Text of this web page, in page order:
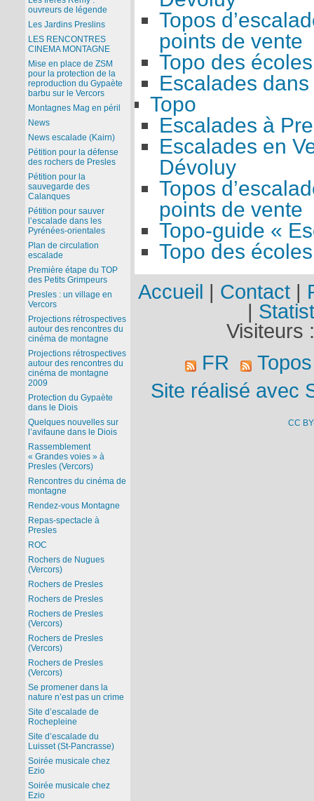
Topos
points de vente
Topo des
Escalades
Topo
Escalades à
Escalades en
Dévoluy
Topos
points de vente
Topo-guide «
Topo des
ouvreurs de légende
Les Jardins Preslins
LES RENCONTRES
CINEMA MONTAGNE
Mise en place de ZSM
pour la protection de la
reproduction du Gypaète
barbu sur le Vercors
Montagnes Mag en péril
News
News escalade (Kairn)
Pétition pour la défense
des rochers de Presles
Pétition pour la
sauvegarde des
Calanques
Pétition pour sauver
l’escalade dans les
Pyrénées-orientales
Plan de circulation
escalade
Première étape du TOP
des Petits Grimpeurs
Presles : un village en
Vercors
Projections rétrospectives
autour des rencontres du
cinéma de montagne
Projections rétrospectives
autour des rencontres du
cinéma de montagne
2009
Protection du Gypaète
dans le Diois
Quelques nouvelles sur
l’avifaune dans le Diois
Rassemblement
« Grandes voies » à
Presles (Vercors)
Rencontres du cinéma de
montagne
Rendez-vous Montagne
Repas-spectacle à
Presles
ROC
Rochers de Nugues
(Vercors)
Rochers de Presles
Rochers de Presles
Rochers de Presles
(Vercors)
Rochers de Presles
(Vercors)
Rochers de Presles
(Vercors)
Se promener dans la
nature n’est pas un crime
Site d’escalade de
Rochepleine
Site d’escalade du
Luisset (St-Pancrasse)
Soirée musicale chez
Ezio
Soirée musicale chez
Ezio
Accueil | Contact |
|
Visiteurs
FR
Topos
Site réalisé avec
CC